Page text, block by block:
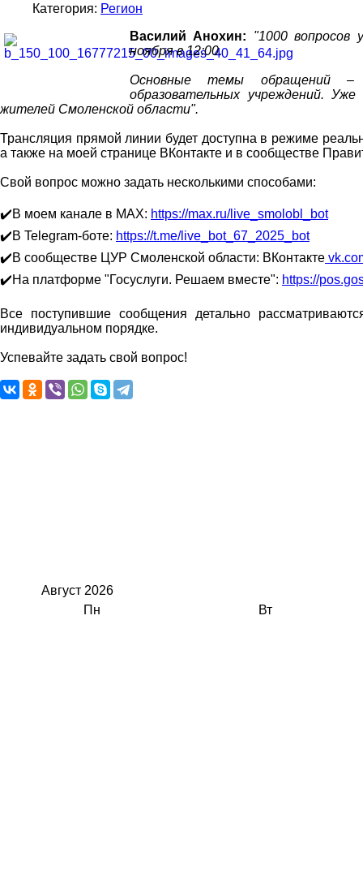
Категория: Регион
Василий Анохин: "1000
ноября в 12:00.
Основные темы обращений –
образовательных учреждений.
жителей Смоленской области".
Трансляция прямой линии будет доступна в режиме
а также на моей странице ВКонтакте и в сообществе
Свой вопрос можно задать несколькими способами:
✔️В моем канале в MAX: https://max.ru/live_smolobl_bot
✔️В Telegram-боте: https://t.me/live_bot_67_2025_bot
✔️В сообществе ЦУР Смоленской области: ВКонтакте
✔️На платформе "Госуслуги. Решаем вместе": https://
Все поступившие сообщения детально
индивидуальном порядке.
Успевайте задать свой вопрос!
Август 2026
Пн
Вт